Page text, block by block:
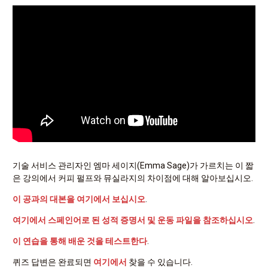
기술 서비스 관리자인 엠마 세이지(Emma Sage)가 가르치는 이 짧
은 강의에서 커피 펄프와 뮤실라지의 차이점에 대해 알아보십시오.
이 공과의 대본을 여기에서 보십시오
여기에서 스페인어로 된 성적 증명서 및 운동 파일을 참조하십시오
이 연습을 통해 배운 것을 테스트한다.
퀴즈 답변은 완료되면 여기에서 찾을 수 있습니다.